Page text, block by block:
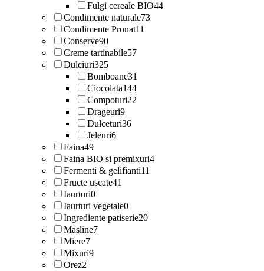
Fulgi cereale BIO44
Condimente naturale73
Condimente Pronat11
Conserve90
Creme tartinabile57
Dulciuri325
Bomboane31
Ciocolata144
Compoturi22
Drageuri9
Dulceturi36
Jeleuri6
Faina49
Faina BIO si premixuri4
Fermenti & gelifianti11
Fructe uscate41
Iaurturi0
Iaurturi vegetale0
Ingrediente patiserie20
Masline7
Miere7
Mixuri9
Orez2